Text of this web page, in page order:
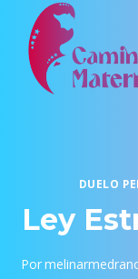
Saltar
contenido
DUELO
Ley
Por